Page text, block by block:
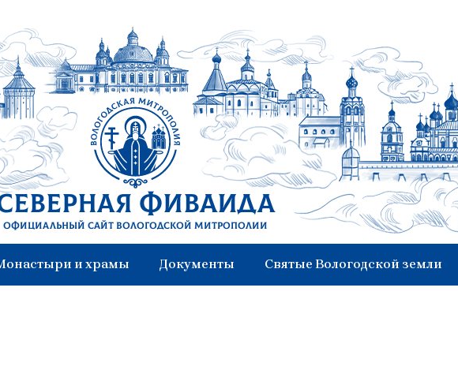
Фиваида
Официальный сайт Вологодской митрополии
и храмы Документы Святые Вологодской земли